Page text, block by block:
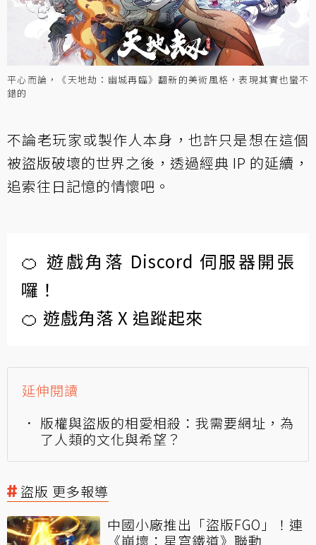
平心而論，《天地劫：幽城再臨》翻新的美術風格，表現其實也蠻不
錯的
不論老玩家或製作人本身，也許只是想在這個
被盜版破壞的世界之後，透過經典 IP 的延續，
追索往日記憶的情懷吧。
🍊 遊戲角落 Discord 伺服器開張
囉！
🍊 遊戲角落 X 追蹤起來
延伸閱讀
版權與盜版的相愛相殺：我需要網址，為
了人類的文化與希望？
盜版 更多報導
中國小廠推出「盜版FGO」！連
《崩壞：星穹鐵道》聯動